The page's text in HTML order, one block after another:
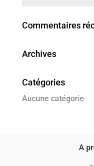
Commentaires
Archives
Catégories
Aucune catégorie
A